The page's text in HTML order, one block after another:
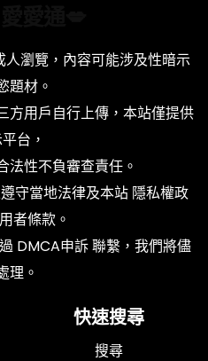
人瀏覽，內容可能涉及性暗示
題材。
方用戶自行上傳，本站僅提供
台，
法性不負審查責任。
守當地法律及本站 隱私權政
者條款 。
DMCA申訴聯繫，我們將儘
理。
快速搜尋
搜尋